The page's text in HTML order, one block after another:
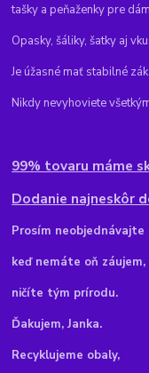
tašky a peňaženky pre
Opasky, šáliky, šatky aj
Je úžasné mať stabilné
Nikdy nevyhoviete
99% tovaru máme
Dodanie najneskôr
Prosím neobjednávajte
keď nemáte oň záujem,
ničíte tým prírodu.
Ďakujem, Janka.
Recyklujeme obaly,